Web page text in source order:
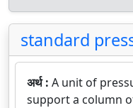
standard
अर्थ : A unit of
support a column